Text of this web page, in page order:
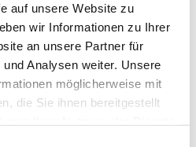
auf unsere Website zu
wir Informationen zu Ihrer
an unsere Partner für
Analysen weiter. Unsere
möglicherweise mit
die Sie ihnen bereitgestellt